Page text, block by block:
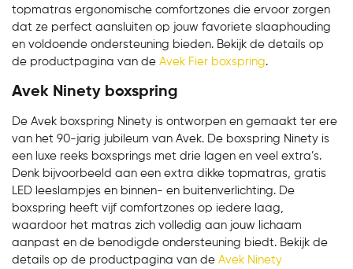
topmatras ergonomische comfortzones die ervoor zorgen
dat ze perfect aansluiten op jouw favoriete slaaphouding
en voldoende ondersteuning bieden. Bekijk de details op
de productpagina van de Avek Fier boxspring.
Avek Ninety boxspring
De Avek boxspring Ninety is ontworpen en gemaakt ter ere
van het 90-jarig jubileum van Avek. De boxspring Ninety is
een luxe reeks boxsprings met drie lagen en veel extra’s.
Denk bijvoorbeeld aan een extra dikke topmatras, gratis
LED leeslampjes en binnen- en buitenverlichting. De
boxspring heeft vijf comfortzones op iedere laag,
waardoor het matras zich volledig aan jouw lichaam
aanpast en de benodigde ondersteuning biedt. Bekijk de
details op de productpagina van de Avek Ninety